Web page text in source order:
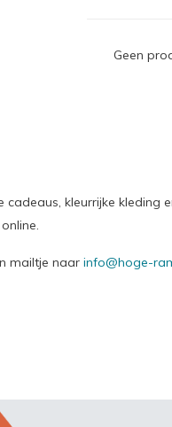
Geen
cadeaus, kleurrijke
mailtje naar info@hoge-